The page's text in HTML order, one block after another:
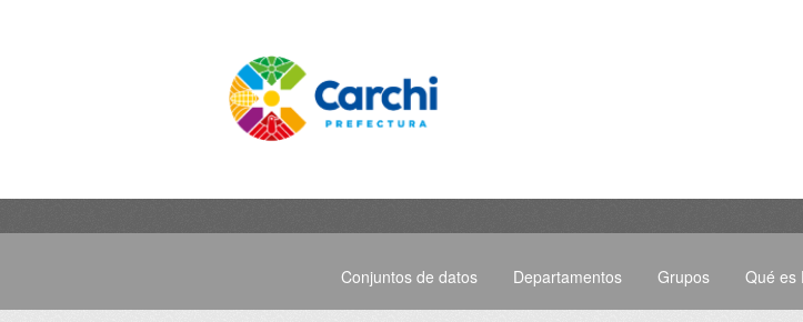
Conjuntos de datos Departamentos Grupos Qué es